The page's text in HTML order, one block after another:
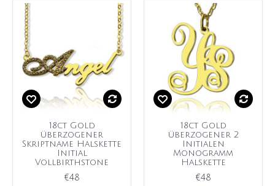
18ct Gold
überzogener
Skriptname Halskette
Initial
Vollbirthstone
€48
18ct Gold
überzogener 2
Initialen
Monogramm
Halskette
€48